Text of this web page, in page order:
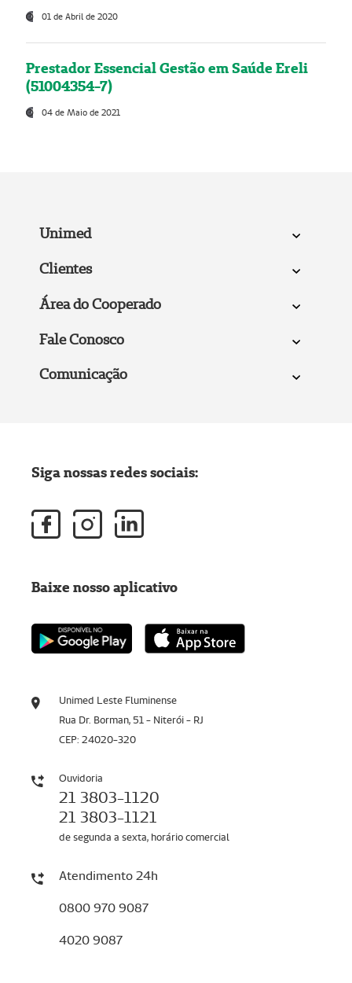
01 de Abril de 2020
Prestador Essencial Gestão em Saúde Ereli
(51004354-7)
04 de Maio de 2021
Unimed
Clientes
Área do Cooperado
Fale Conosco
Comunicação
Unimed Leste Fluminense
Rua Dr. Borman, 51 - Niterói - RJ
CEP: 24020-320
Ouvidoria
21 3803-1120
21 3803-1121
de segunda a sexta, horário comercial
Atendimento 24h
0800 970 9087
4020 9087
Siga nossas redes sociais:
Baixe nosso aplicativo